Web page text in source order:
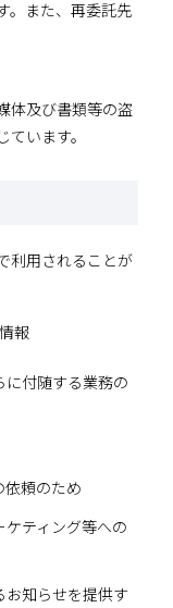
。また、再委託先
体及び書類等の盗
います。
利用されることが
報
付随する業務の
頼のため
ティング等への
お知らせを提供す